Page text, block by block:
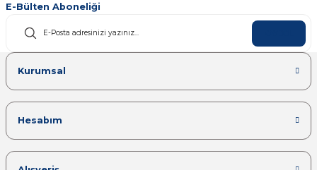
E-Bülten Aboneliği
Kurumsal
Hesabım